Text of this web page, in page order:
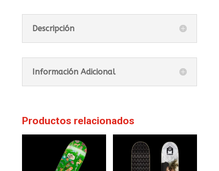
Descripción
Información Adicional
Productos relacionados